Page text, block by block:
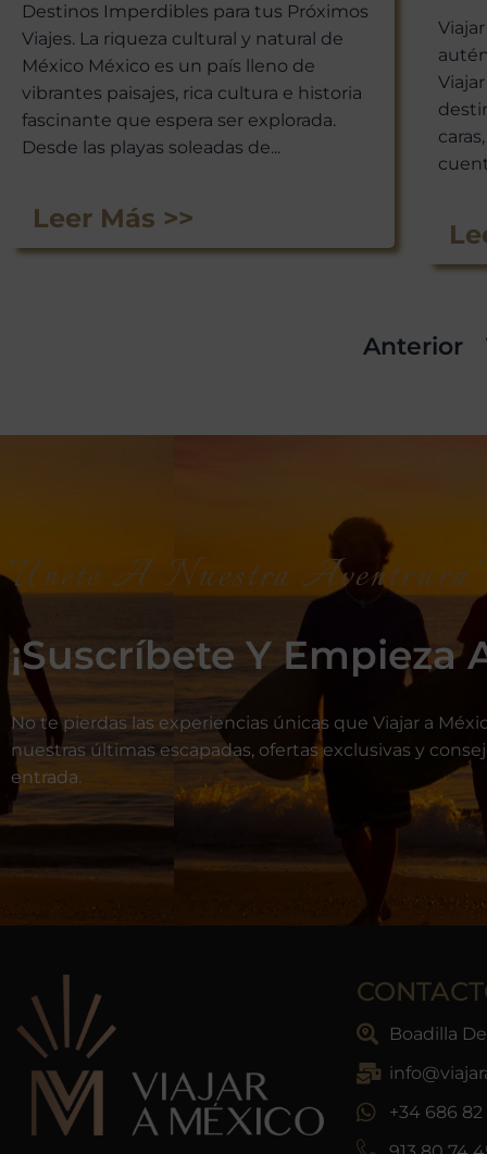
Destinos Imperdibles para tus Próximos
Viajes. La riqueza cultural y natural de
México México es un país lleno de
vibrantes paisajes, rica cultura e historia
fascinante que espera ser explorada.
Desde las playas soleadas de...
Leer Más >>
Anterior
Únete A Nuestra Aventrura
¡Suscríbete Y Empieza
No te pierdas las experiencias únicas que Viajar a
nuestras últimas escapadas, ofertas exclusivas y
entrada.
Boadilla
+34 686 82